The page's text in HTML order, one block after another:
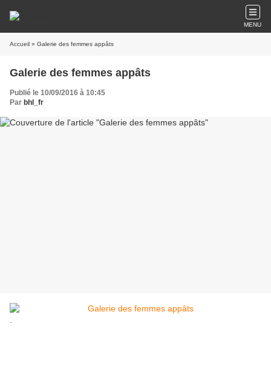
MENU
Accueil » Galerie des femmes appâts
Galerie des femmes appâts
Publié le 10/09/2016 à 10:45
Par bhl_fr